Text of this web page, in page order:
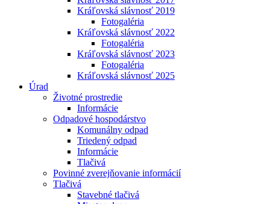
Kráľovská slávnosť 2019
Fotogaléria
Kráľovská slávnosť 2022
Fotogaléria
Kráľovská slávnosť 2023
Fotogaléria
Kráľovská slávnosť 2025
Úrad
Životné prostredie
Informácie
Odpadové hospodárstvo
Komunálny odpad
Triedený odpad
Informácie
Tlačivá
Povinné zverejňovanie informácií
Tlačivá
Stavebné tlačivá